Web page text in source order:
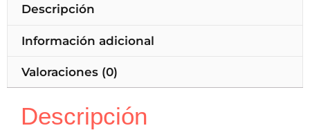
Descripción
Información adicional
Valoraciones (0)
Descripción